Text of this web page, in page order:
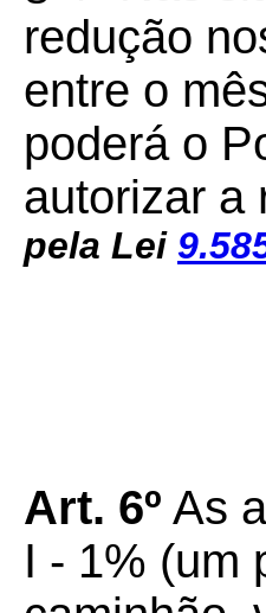
redução
entre o
poderá o
autorizar a
pela Lei
Art. 6º As
I - 1% (um